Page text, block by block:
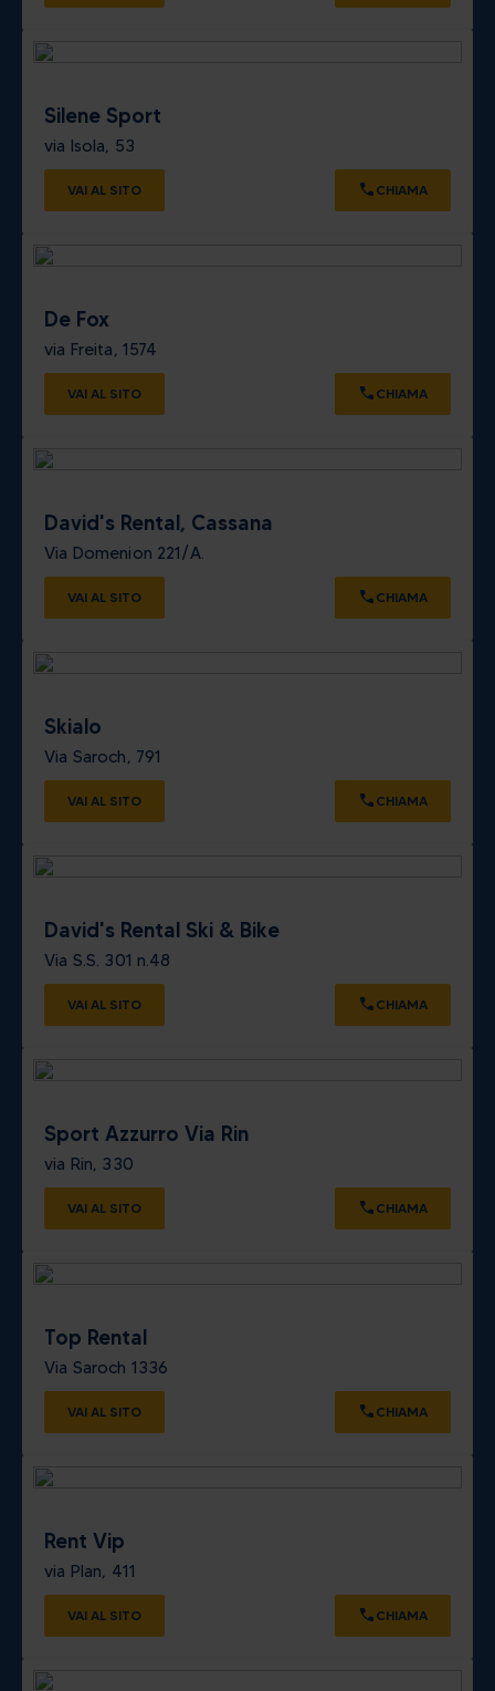
Silene Sport
via Isola, 53
VAI AL SITO CHIAMA
De Fox
via Freita, 1574
VAI AL SITO CHIAMA
David's Rental, Cassana
Via Domenion 221/A.
VAI AL SITO CHIAMA
Skialo
Via Saroch, 791
VAI AL SITO CHIAMA
David's Rental Ski & Bike
Via S.S. 301 n.48
VAI AL SITO CHIAMA
Sport Azzurro Via Rin
via Rin, 330
VAI AL SITO CHIAMA
Top Rental
Via Saroch 1336
VAI AL SITO CHIAMA
Rent Vip
via Plan, 411
VAI AL SITO CHIAMA